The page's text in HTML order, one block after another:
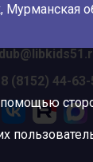
Мурманская
8 (8152) 44-